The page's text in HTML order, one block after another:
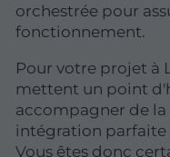
orchestrée pour
fonctionnement.
Pour votre projet à
mettent un point
accompagner de
intégration parfaite
Vous êtes donc